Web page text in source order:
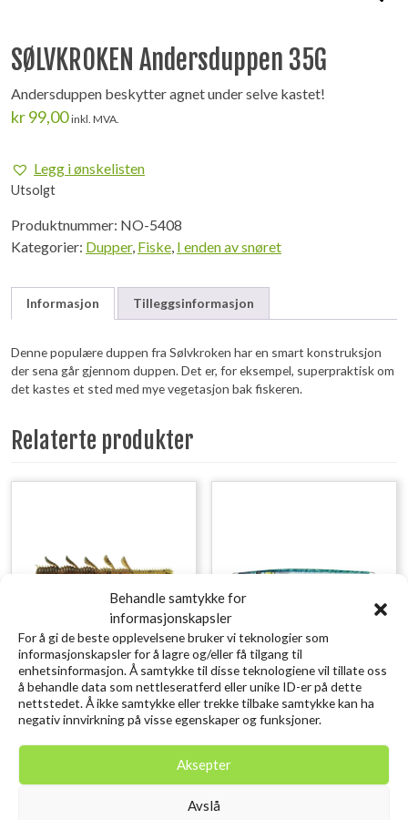
Behandle samtykke for
informasjonskapsler
For å gi de beste opplevelsene bruker vi teknologier som
informasjonskapsler for å lagre og/eller få tilgang til
enhetsinformasjon. Å samtykke til disse teknologiene vil tillate oss
å behandle data som nettleseratferd eller unike ID-er på dette
nettstedet. Å ikke samtykke eller trekke tilbake samtykke kan ha
negativ innvirkning på visse egenskaper og funksjoner.
Aksepter
Avslå
SØLVKROKEN Andersduppen 35G
Andersduppen beskytter agnet under selve kastet!
kr99,00 inkl. MVA.
Legg i ønskelisten
Utsolgt
Produktnummer: NO-5408
Kategorier: Dupper, Fiske, I enden av snøret
Informasjon Tilleggsinformasjon
Denne populære duppen fra Sølvkroken har en smart konstruksjon
der sena går gjennom duppen. Det er, for eksempel, superpraktisk om
det kastes et sted med mye vegetasjon bak fiskeren.
Relaterte produkter
SAVAGE GEAR Craft
Crawler 8.5CM 2.3G
Motoroil UV 8PCS
SAVAGE GEAR 3D Needle Jig
9cm 20g Sinking
Needlefish PHP